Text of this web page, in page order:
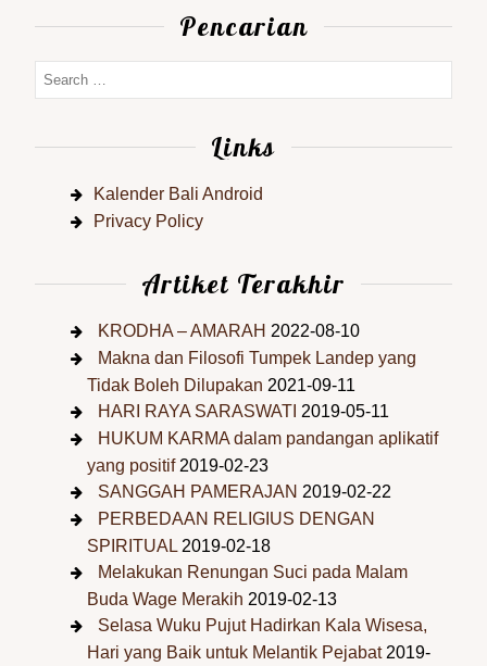
Pencarian
Links
Kalender Bali Android
Privacy Policy
Artiket Terakhir
KRODHA – AMARAH 2022-08-10
Makna dan Filosofi Tumpek Landep yang
Tidak Boleh Dilupakan 2021-09-11
HARI RAYA SARASWATI 2019-05-11
HUKUM KARMA dalam pandangan aplikatif
yang positif 2019-02-23
SANGGAH PAMERAJAN 2019-02-22
PERBEDAAN RELIGIUS DENGAN
SPIRITUAL 2019-02-18
Melakukan Renungan Suci pada Malam
Buda Wage Merakih 2019-02-13
Selasa Wuku Pujut Hadirkan Kala Wisesa,
Hari yang Baik untuk Melantik Pejabat 2019-